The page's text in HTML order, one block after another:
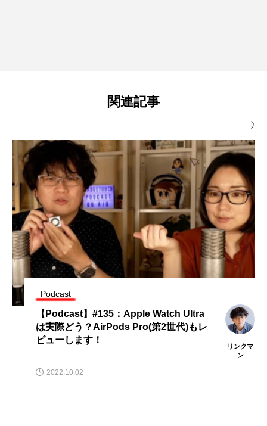
関連記事
Podcast
【Podcast】#135：Apple Watch Ultra
は実際どう？AirPods Pro(第2世代)もレ
ビューします！
リンクマ
ン
2022.10.02
